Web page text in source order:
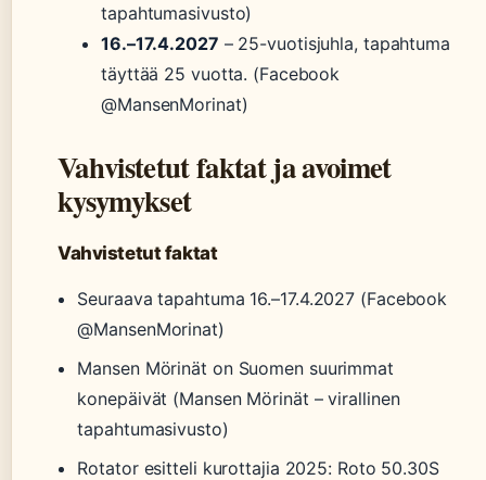
tapahtumasivusto)
16.–17.4.2027 – 25-vuotisjuhla, tapahtuma
täyttää 25 vuotta. (Facebook
@MansenMorinat)
Vahvistetut faktat ja avoimet
kysymykset
Vahvistetut faktat
Seuraava tapahtuma 16.–17.4.2027 (Facebook
@MansenMorinat)
Mansen Mörinät on Suomen suurimmat
konepäivät (Mansen Mörinät – virallinen
tapahtumasivusto)
Rotator esitteli kurottajia 2025: Roto 50.30S